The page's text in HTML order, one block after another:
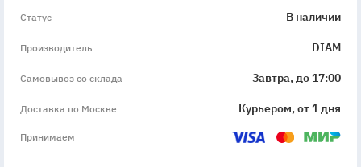
Статус В наличии
Производитель DIAM
Самовывоз со склада Завтра, до 17:00
Доставка по Москве Курьером, от 1 дня
Принимаем